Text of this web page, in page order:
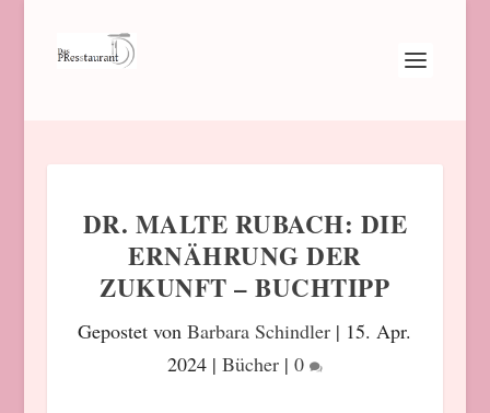
DR. MALTE RUBACH: DIE
ERNÄHRUNG DER
ZUKUNFT – BUCHTIPP
Gepostet vonBarbara Schindler | 15. Apr.
2024| Bücher| 0